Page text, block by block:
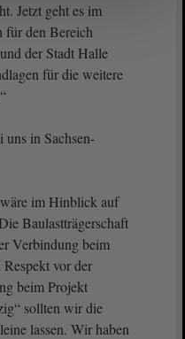
Jetzt geht es im
für den Bereich
der Stadt Halle
für die weitere
in Sachsen-
im Hinblick auf
Baulastträgerschaft
Verbindung beim
vor der
beim Projekt
sollten wir die
lassen. Wir haben